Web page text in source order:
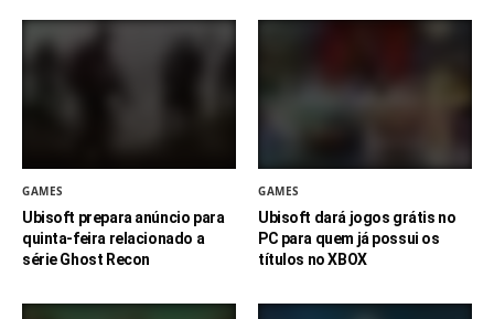
GAMES
Ubisoft prepara anúncio para
quinta-feira relacionado a
série Ghost Recon
GAMES
Ubisoft dará jogos grátis no
PC para quem já possui os
títulos no XBOX